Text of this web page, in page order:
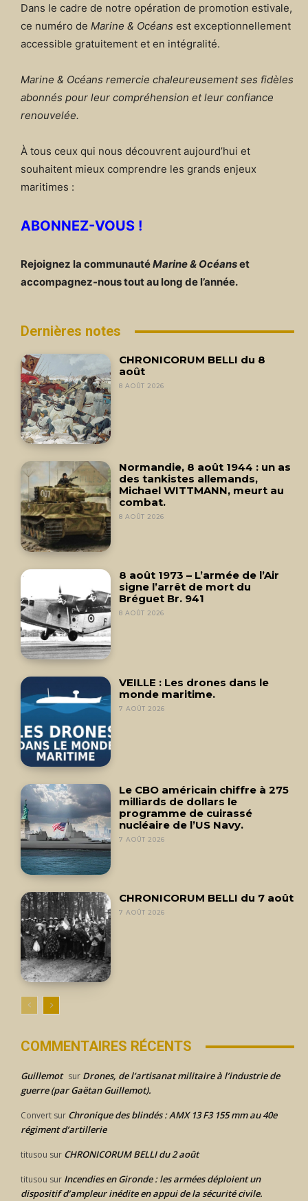
Dans le cadre de notre opération de promotion estivale,
ce numéro de Marine & Océans est exceptionnellement
accessible gratuitement et en intégralité.
Marine & Océans remercie chaleureusement ses fidèles
abonnés pour leur compréhension et leur confiance
renouvelée.
À tous ceux qui nous découvrent aujourd’hui et
souhaitent mieux comprendre les grands enjeux
maritimes :
ABONNEZ-VOUS !
Rejoignez la communautéMarine & Océanset
accompagnez-nous tout au long de l’année.
Dernières notes
CHRONICORUM BELLI du 8
août
8 AOÛT 2026
Normandie, 8 août 1944 : un as
des tankistes allemands,
Michael WITTMANN, meurt au
combat.
8 AOÛT 2026
8 août 1973 – L’armée de l’Air
signe l’arrêt de mort du
Bréguet Br. 941
8 AOÛT 2026
VEILLE : Les drones dans le
monde maritime.
7 AOÛT 2026
Le CBO américain chiffre à 275
milliards de dollars le
programme de cuirassé
nucléaire de l’US Navy.
7 AOÛT 2026
CHRONICORUM BELLI du 7 août
7 AOÛT 2026
COMMENTAIRES RÉCENTS
Guillemot sur Drones, de l’artisanat militaire à l’industrie de
guerre (par Gaëtan Guillemot).
Convert sur Chronique des blindés : AMX 13 F3 155 mm au 40e
régiment d’artillerie
titusou sur CHRONICORUM BELLI du 2 août
titusou sur Incendies en Gironde : les armées déploient un
dispositif d’ampleur inédite en appui de la sécurité civile.